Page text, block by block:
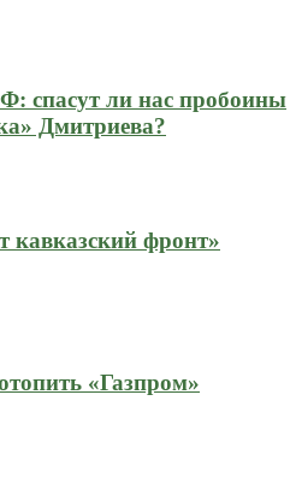
спасут ли нас пробоины
Дмитриева?
кавказский фронт»
«Газпром»